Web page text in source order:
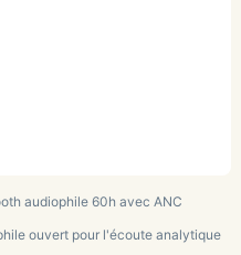
audiophile 60h avec ANC
ouvert pour l'écoute analytique